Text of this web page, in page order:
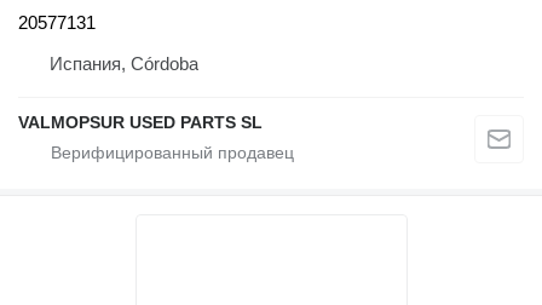
20577131
Испания, Córdoba
VALMOPSUR USED PARTS SL